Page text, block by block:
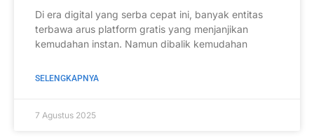
Di era digital yang serba cepat ini, banyak entitas
terbawa arus platform gratis yang menjanjikan
kemudahan instan. Namun dibalik kemudahan
SELENGKAPNYA
7 Agustus 2025